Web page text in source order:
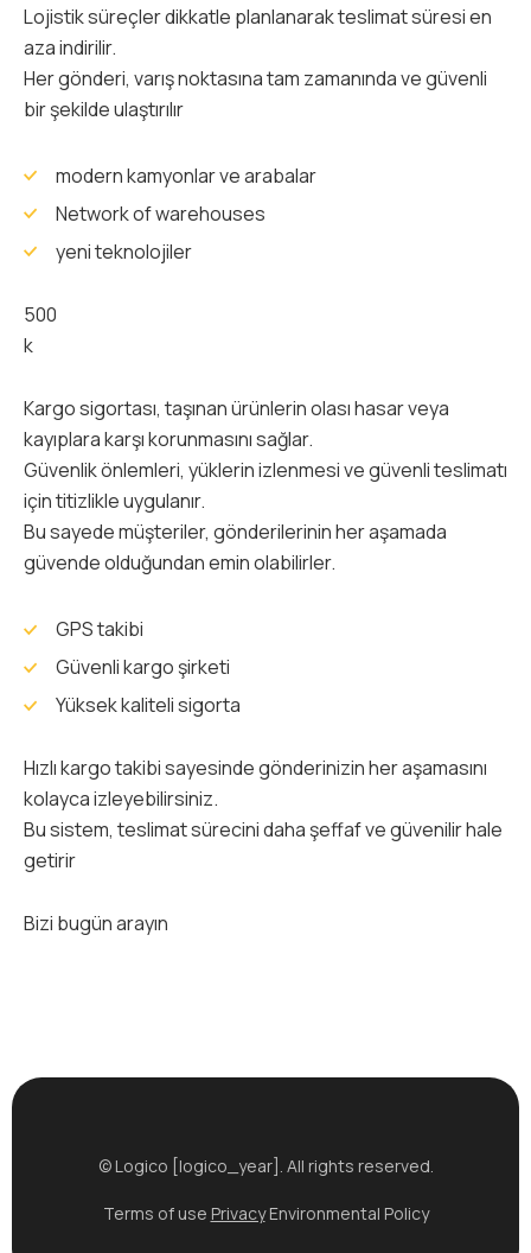
Lojistik süreçler dikkatle planlanarak teslimat süresi en
aza indirilir.
Her gönderi, varış noktasına tam zamanında ve güvenli
bir şekilde ulaştırılır
modern kamyonlar ve arabalar
Network of warehouses
yeni teknolojiler
500
k
Kargo sigortası, taşınan ürünlerin olası hasar veya
kayıplara karşı korunmasını sağlar.
Güvenlik önlemleri, yüklerin izlenmesi ve güvenli teslimatı
için titizlikle uygulanır.
Bu sayede müşteriler, gönderilerinin her aşamada
güvende olduğundan emin olabilirler.
GPS takibi
Güvenli kargo şirketi
Yüksek kaliteli sigorta
Hızlı kargo takibi sayesinde gönderinizin her aşamasını
kolayca izleyebilirsiniz.
Bu sistem, teslimat sürecini daha şeffaf ve güvenilir hale
getirir
Bizi bugün arayın
© Logico [logico_year]. All rights reserved.
Terms of use PrivacyEnvironmental Policy